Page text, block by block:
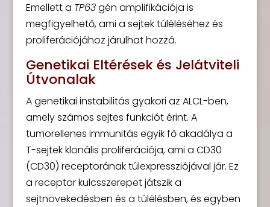
Emellett a TP63gén amplifikációja is
megfigyelhető, ami a sejtek túléléséhez és
proliferációjához járulhat hozzá.
Genetikai Eltérések és Jelátviteli
Útvonalak
A genetikai instabilitás gyakori az ALCL-ben,
amely számos sejtes funkciót érint. A
tumorellenes immunitás egyik fő akadálya a
T-sejtek klonális proliferációja, ami a CD30
(CD30) receptorának túlexpressziójával jár. Ez
a receptor kulcsszerepet játszik a
sejtnövekedésben és a túlélésben, és egyben